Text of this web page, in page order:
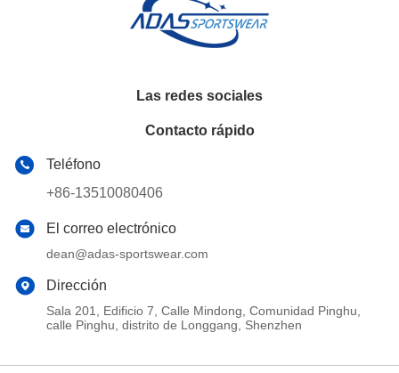
Las redes sociales
Contacto rápido
Teléfono
+86-13510080406
El correo electrónico
dean@adas-sportswear.com
Dirección
Sala 201, Edificio 7, Calle Mindong, Comunidad Pinghu,
calle Pinghu, distrito de Longgang, Shenzhen